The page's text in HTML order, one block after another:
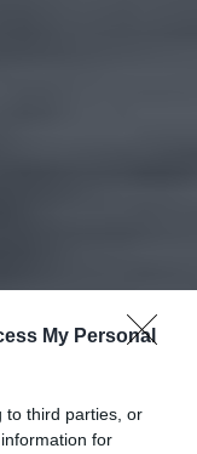
My Personal
to third parties, or
for